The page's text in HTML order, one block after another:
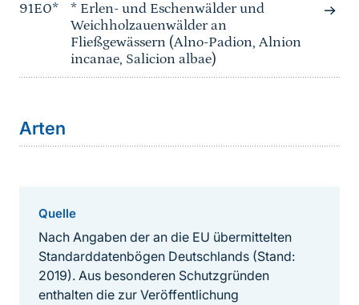
91E0*
* Erlen- und Eschenwälder und
Weichholzauenwälder an
Fließgewässern (Alno-Padion, Alnion
incanae, Salicion albae)
Arten
Quelle
Nach Angaben der an die EU übermittelten
Standarddatenbögen Deutschlands (Stand:
2019). Aus besonderen Schutzgründen
enthalten die zur Veröffentlichung